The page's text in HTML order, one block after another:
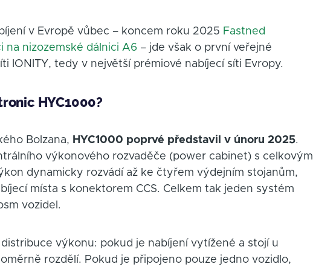
v Evropě vůbec – koncem roku 2025 Fastned
na nizozemské dálnici A6 – jde však o první veřejné
IONITY, tedy v největší prémiové nabíjecí síti Evropy.
HYC1000?
Bolzana, HYC1000 poprvé představil v únoru 2025.
výkonového rozvaděče (power cabinet) s celkovým
dynamicky rozvádí až ke čtyřem výdejním stojanům,
místa s konektorem CCS. Celkem tak jeden systém
vozidel.
výkonu: pokud je nabíjení vytížené a stojí u
rozdělí. Pokud je připojeno pouze jedno vozidlo,